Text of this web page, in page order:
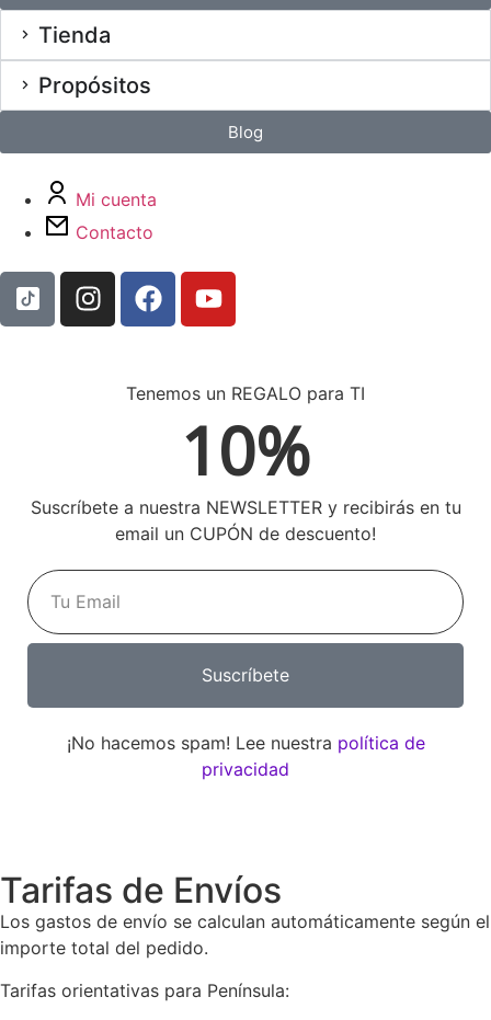
Tienda
Propósitos
Blog
Mi cuenta
Contacto
Tenemos un REGALO para TI
10%
Suscríbete a nuestra NEWSLETTER y recibirás en tu
email un CUPÓN de descuento!
Suscríbete
¡No hacemos spam! Lee nuestra política de
privacidad
Tarifas de Envíos
Los gastos de envío se calculan automáticamente según el
importe total del pedido.
Tarifas orientativas para Península: